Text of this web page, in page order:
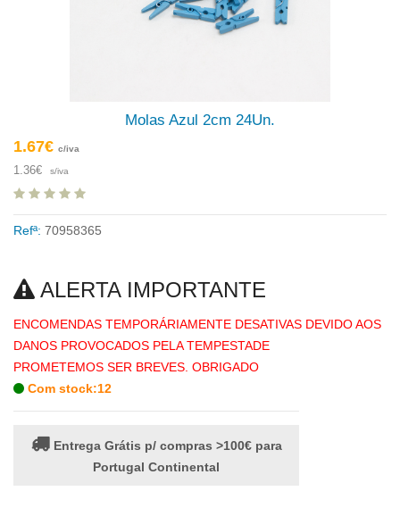
Molas Azul 2cm 24Un.
1.67€ c/iva
1.36€ s/iva
Refª: 70958365
ALERTA IMPORTANTE
ENCOMENDAS TEMPORÁRIAMENTE DESATIVAS DEVIDO AOS
DANOS PROVOCADOS PELA TEMPESTADE
PROMETEMOS SER BREVES. OBRIGADO
Com stock:12
Entrega Grátis p/ compras >100€ para
Portugal Continental